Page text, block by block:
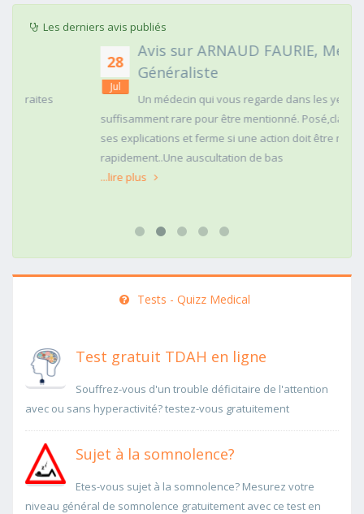
Les derniers avis publiés
Avis sur ARNAUD FAURIE, Médecin
Généraliste
Un médecin qui vous regarde dans les yeux c'est
suffisamment rare pour être mentionné. Posé,clair dans
ses explications et ferme si une action doit être menée
rapidement..Une auscultation de bas
Tests - Quizz Medical
Test gratuit TDAH en ligne
Souffrez-vous d'un trouble déficitaire de l'attention
avec ou sans hyperactivité? testez-vous gratuitement
Sujet à la somnolence?
Etes-vous sujet à la somnolence? Mesurez votre
niveau général de somnolence gratuitement avec ce test en